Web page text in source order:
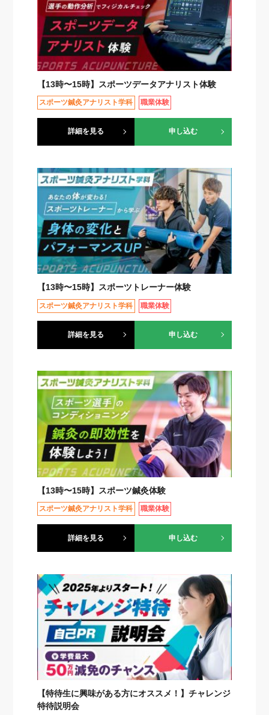
【13時〜15時】スポーツデータアナリスト体験
スポーツ鍼灸アナリスト学科 職業体験
詳細を見る 申し込む
【13時〜15時】スポーツトレーナー体験
スポーツ鍼灸アナリスト学科 職業体験
詳細を見る 申し込む
【13時〜15時】スポーツ鍼灸体験
スポーツ鍼灸アナリスト学科 職業体験
詳細を見る 申し込む
【特待生に興味がある方にオススメ！】チャレンジ
特待説明会